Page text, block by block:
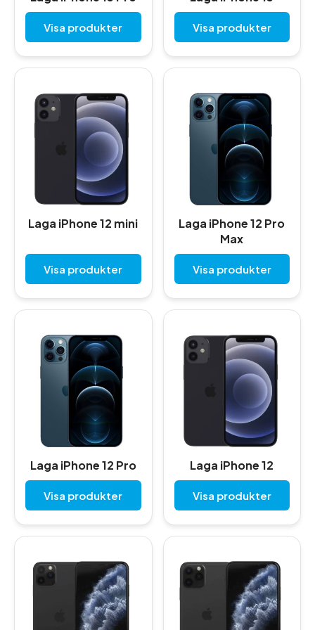
Visa produkter Visa produkter
Laga iPhone 12 mini
Visa produkter
Laga iPhone 12 Pro
Max
Visa produkter
Laga iPhone 12 Pro
Visa produkter
Laga iPhone 12
Visa produkter